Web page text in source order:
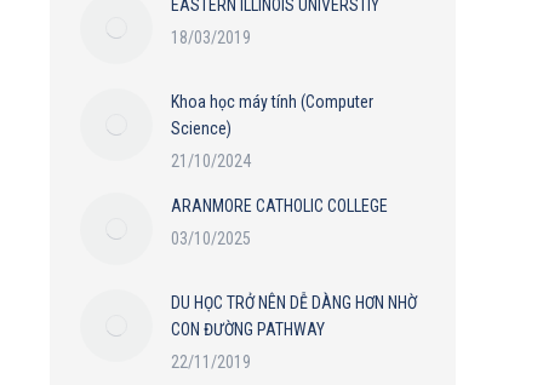
EASTERN ILLINOIS UNIVERSTIY
18/03/2019
Khoa học máy tính (Computer
Science)
21/10/2024
ARANMORE CATHOLIC COLLEGE
03/10/2025
DU HỌC TRỞ NÊN DỄ DÀNG HƠN NHỜ
CON ĐƯỜNG PATHWAY
22/11/2019